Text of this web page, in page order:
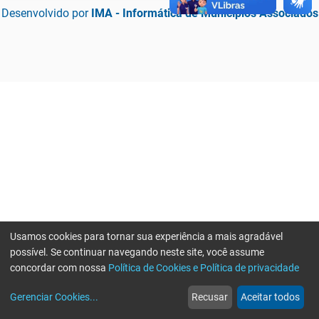
Desenvolvido por IMA - Informática de Municípios Associados
web
Notícias
more_horiz
Mais
Usamos cookies para tornar sua experiência a mais agradável
possível. Se continuar navegando neste site, você assume
concordar com nossa Política de Cookies e Política de privacidade
Gerenciar Cookies... Recusar Aceitar todos
Erro ao enviar informações, por favor tente novamente